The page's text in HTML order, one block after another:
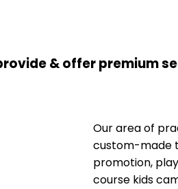
& offer premium
Our area of
custom-made
promotion,
course kids